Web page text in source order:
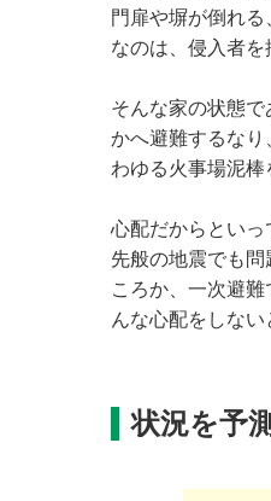
門扉や塀が倒れ
なのは、侵入者を
そんな家の状態
かへ避難するな
わゆる火事場泥棒
心配だからとい
先般の地震でも
ころか、一次避
んな心配をしない
状況を予